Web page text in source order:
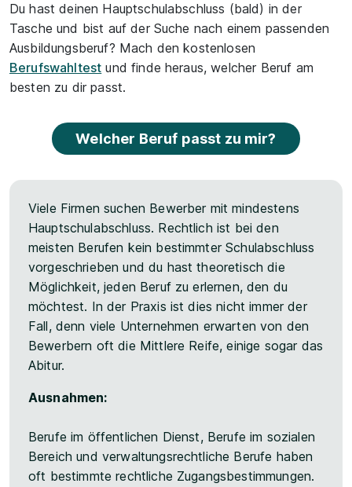
Du hast deinen Hauptschulabschluss (bald) in der
Tasche und bist auf der Suche nach einem passenden
Ausbildungsberuf? Mach den kostenlosen
Berufswahltest und finde heraus, welcher Beruf am
besten zu dir passt.
Welcher Beruf passt zu mir?
Viele Firmen suchen Bewerber mit mindestens
Hauptschulabschluss. Rechtlich ist bei den
meisten Berufen kein bestimmter Schulabschluss
vorgeschrieben und du hast theoretisch die
Möglichkeit, jeden Beruf zu erlernen, den du
möchtest. In der Praxis ist dies nicht immer der
Fall, denn viele Unternehmen erwarten von den
Bewerbern oft die Mittlere Reife, einige sogar das
Abitur.
Ausnahmen:
Berufe im öffentlichen Dienst, Berufe im sozialen
Bereich und verwaltungsrechtliche Berufe haben
oft bestimmte rechtliche Zugangsbestimmungen.